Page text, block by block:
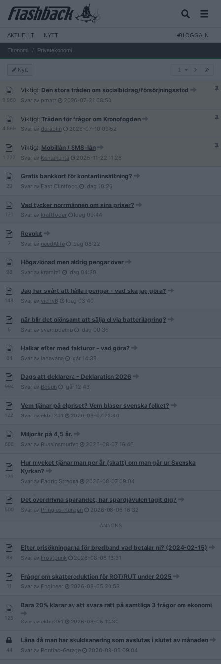
AKTUELLT NYTT LOGGA IN
Ekonomi Privatekonomi
Nytt
9 960
Viktigt: Den stora tråden om socialbidrag/försörjningsstöd
Svar av pmatt 2026-07-21 08:53
4 869
Viktigt: Tråden för frågor om Kronofogden
Svar av durablin 2026-07-10 09:52
1 777
Viktigt: Mobillån / SMS-lån
Svar av Kentakunta 2025-11-22 11:26
29
Gratis bankkort för kontantinsättning?
Svar av East.Clintfood Idag 10:26
171
Vad tycker norrmännen om sina priser?
Svar av kraftfoder Idag 09:44
7
Revolut
Svar av needAlife Idag 08:22
98
Högavlönad men aldrig pengar över
Svar av kramiz1 Idag 04:30
148
Jag har svårt att hålla i pengar - vad ska jag göra?
Svar av vichy6 Idag 03:40
5
när blir det olönsamt att sälja el via batterilagring?
Svar av svampdamp Idag 00:36
64
Halkar efter med fakturor - vad göra?
Svar av lahavana Igår 14:38
994
Dags att deklarera - Deklaration 2026
Svar av Bosun Igår 12:43
122
Vem tjänar på elpriset? Vem blåser svenska folket?
Svar av ekbo251 2026-08-07 22:46
688
Miljonär på 4,5 år.
Svar av Russinsmurfen 2026-08-07 16:46
126
Hur mycket tjänar man per år (skatt) om man går ur Svenska
Kyrkan?
Svar av Eadric.Streona 2026-08-07 09:04
500
Det överdrivna sparandet, har spardjävulen tagit dig?
Svar av Pringles-Kungen 2026-08-06 16:32
89
Efter prisökningarna för bredband vad betalar ni? (2024-02-15)
Svar av Frostpunk 2026-08-06 13:31
11
Frågor om skattereduktion för ROT/RUT under 2025
Svar av Engineer 2026-08-05 20:53
125
Bara 20% klarar av att svara rätt på samtliga 3 frågor om ekonomi
Svar av ekbo251 2026-08-05 10:30
44
Låna då man har skuldsanering som avslutas i slutet av månaden
Svar av Pontiac-Garage 2026-08-05 09:04